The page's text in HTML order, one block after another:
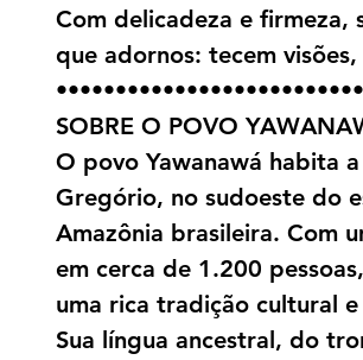
Com delicadeza e firmeza,
que adornos: tecem
SOBRE O POVO
O povo Yawanawá habita
Gregório, no sudoeste do
Amazônia brasileira. Com
em cerca de 1.200
uma rica tradição cultural
Sua língua ancestral, do